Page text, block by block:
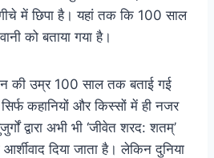
में छिपा है। यहां तक कि 100 साल
को बताया गया है।
की उम्र 100 साल तक बताई गई
कहानियों और किस्सों में ही नजर
द्वारा अभी भी ‘जीवेत शरद: शतम्’
दिया जाता है। लेकिन दुनिया